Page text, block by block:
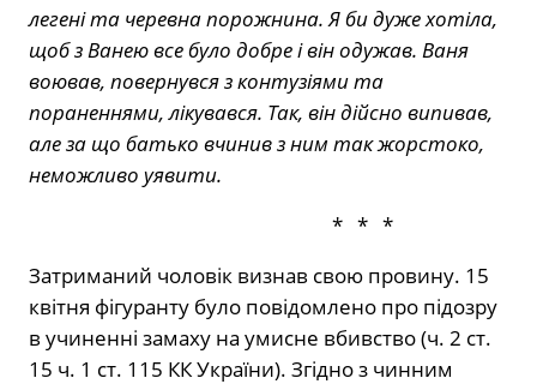
легені та черевна порожнина. Я би дуже хотіла,
щоб з Ванею все було добре і він одужав. Ваня
воював, повернувся з контузіями та
пораненнями, лікувався. Так, він дійсно випивав,
але за що батько вчинив з ним так жорстоко,
неможливо уявити.
* * *
Затриманий чоловік визнав свою провину. 15
квітня фігуранту було повідомлено про підозру
в учиненні замаху на умисне вбивство (ч. 2 ст.
15 ч. 1 ст. 115 КК України). Згідно з чинним